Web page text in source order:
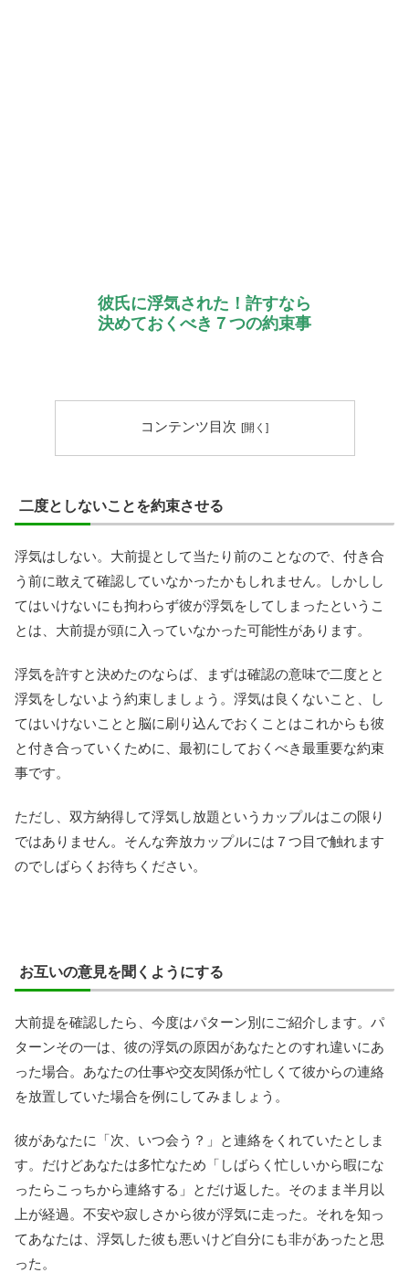
彼氏に浮気された！許すなら
決めておくべき７つの約束事
コンテンツ目次
二度としないことを約束させる
浮気はしない。大前提として当たり前のことなので、付き合
う前に敢えて確認していなかったかもしれません。しかしし
てはいけないにも拘わらず彼が浮気をしてしまったというこ
とは、大前提が頭に入っていなかった可能性があります。
浮気を許すと決めたのならば、まずは確認の意味で二度とと
浮気をしないよう約束しましょう。浮気は良くないこと、し
てはいけないことと脳に刷り込んでおくことはこれからも彼
と付き合っていくために、最初にしておくべき最重要な約束
事です。
ただし、双方納得して浮気し放題というカップルはこの限り
ではありません。そんな奔放カップルには７つ目で触れます
のでしばらくお待ちください。
お互いの意見を聞くようにする
大前提を確認したら、今度はパターン別にご紹介します。パ
ターンその一は、彼の浮気の原因があなたとのすれ違いにあ
った場合。あなたの仕事や交友関係が忙しくて彼からの連絡
を放置していた場合を例にしてみましょう。
彼があなたに「次、いつ会う？」と連絡をくれていたとしま
す。だけどあなたは多忙なため「しばらく忙しいから暇にな
ったらこっちから連絡する」とだけ返した。そのまま半月以
上が経過。不安や寂しさから彼が浮気に走った。それを知っ
てあなたは、浮気した彼も悪いけど自分にも非があったと思
った。